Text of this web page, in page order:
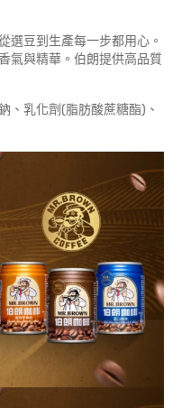
選豆到生產每一步都用心。
氣與精華。伯朗提供高品質
、乳化劑(脂肪酸蔗糖酯)、